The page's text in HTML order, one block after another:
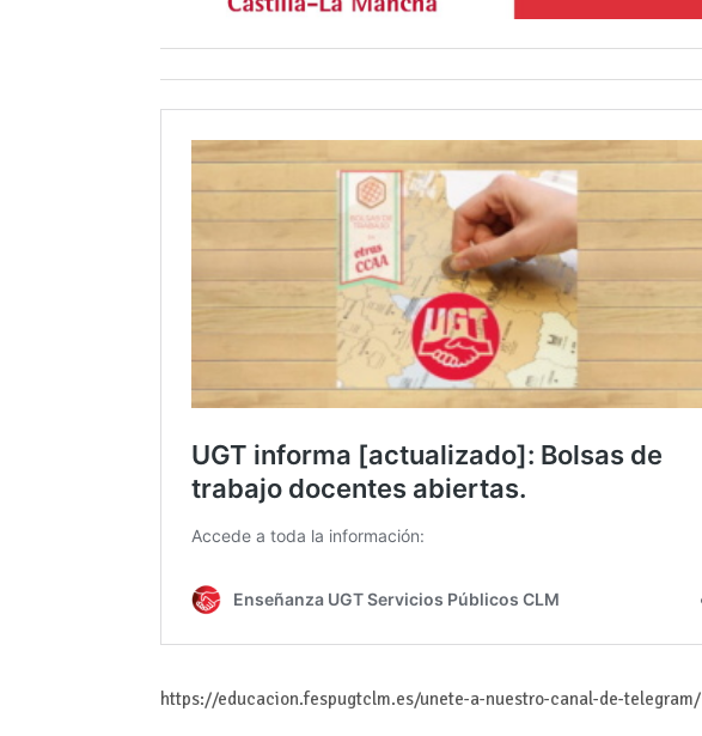
https://educacion.fespugtclm.es/unete-a-nuestro-canal-de-telegram/